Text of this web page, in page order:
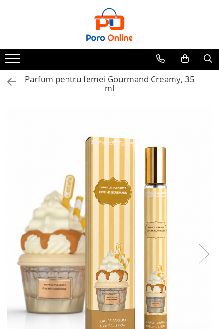
Clone
Parfum Barbati
Parfum Femei
Parfum pentru femei Gourmand Creamy, 35
ml